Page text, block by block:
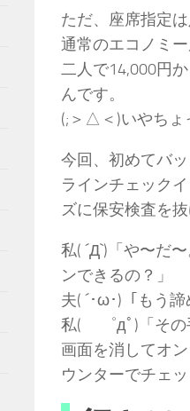
ただ、座席指定
通常のエコノミ
二人で14,000円
んです。
(;＞△＜)いやちょ
今回、初めてバ
ラインチェック
ズに保安検査を
私( ´Д`)「や〜だ
ンできるの？」
夫( ´･ω･)「もう
私( ゜дﾟ)「その
画面を消してオ
ウンターでチェ